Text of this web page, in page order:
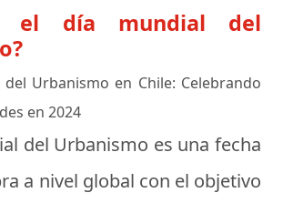
el día mundial del
Urbanismo en Chile: Celebrando
en 2024
del Urbanismo es una fecha
a nivel global con el objetivo